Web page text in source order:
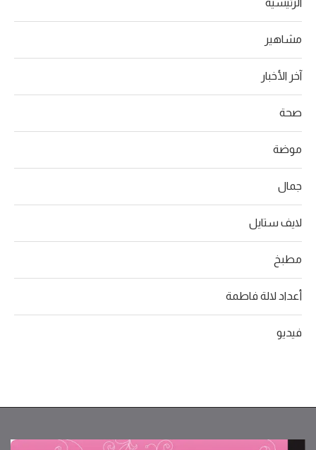
مشاهير
آخر الأخبار
صحة
موضة
جمال
لايف ستايل
مطبخ
أعداد لالة فاطمة
فيديو